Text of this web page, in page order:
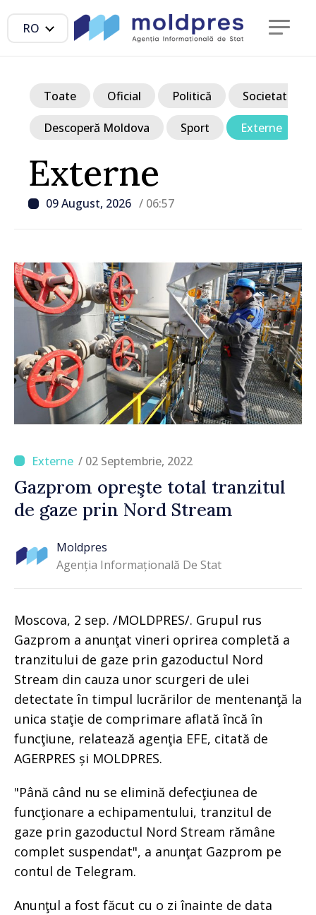
RO
Externe
09 August, 2026 / 06:57
Toate Oficial Politică Societate
Descoperă Moldova Sport Externe
/ 02 Septembrie, 2022
Gazprom opreşte total tranzitul
de gaze prin Nord Stream
Moldpres
Agenția Informațională De Stat
Moscova, 2 sep. /MOLDPRES/. Grupul rus
Gazprom a anunţat vineri oprirea completă a
tranzitului de gaze prin gazoductul Nord
Stream din cauza unor scurgeri de ulei
detectate în timpul lucrărilor de mentenanţă la
unica staţie de comprimare aflată încă în
funcţiune, relatează agenţia EFE, citată de
AGERPRES și MOLDPRES.
"Până când nu se elimină defecţiunea de
funcţionare a echipamentului, tranzitul de
gaze prin gazoductul Nord Stream rămâne
complet suspendat", a anunţat Gazprom pe
contul de Telegram.
Anunţul a fost făcut cu o zi înainte de data